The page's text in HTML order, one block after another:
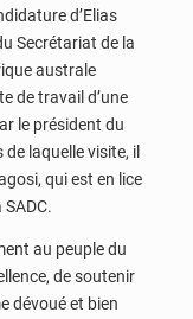
d’Elias
Secrétariat de la
australe
de travail d’une
le président du
laquelle visite, il
qui est en lice
au peuple du
de soutenir
dévoué et bien